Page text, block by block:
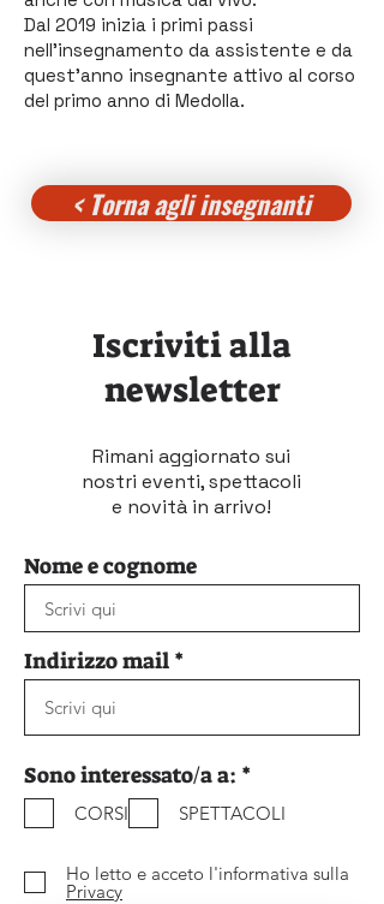
Dal 2019 inizia i primi passi
nell'insegnamento da assistente e da
quest'anno insegnante attivo al corso
del primo anno di Medolla.
< Torna agli insegnanti
Iscriviti alla
newsletter
Rimani aggiornato sui
nostri eventi, spettacoli
e novità in arrivo!
Nome e cognome
Indirizzo mail
Sono interessato/a a: *
b
g
CORSI SPETTACOLI
Ho letto e acceto l'informativa sulla
Privacy